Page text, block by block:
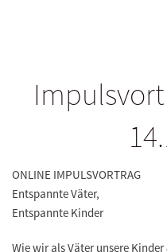
ONLINE IMPULSVORTRAG
Entspannte Väter,
Entspannte Kinder
Wie wir als Väter unsere